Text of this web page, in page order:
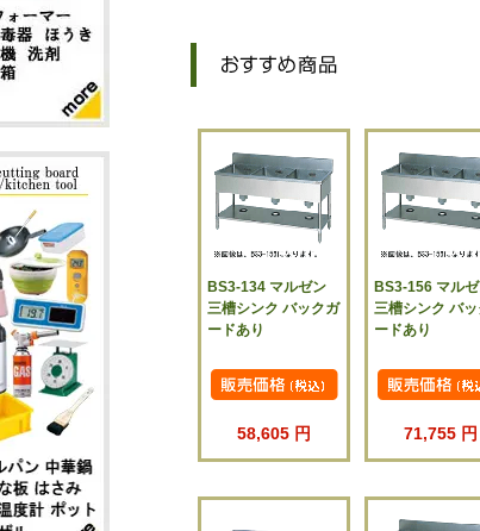
BS3-134 マルゼン
三槽シンク バックガ
ードあり
58,605 円
BS3-156 マル
三槽シンク バ
ードあり
71,755 円